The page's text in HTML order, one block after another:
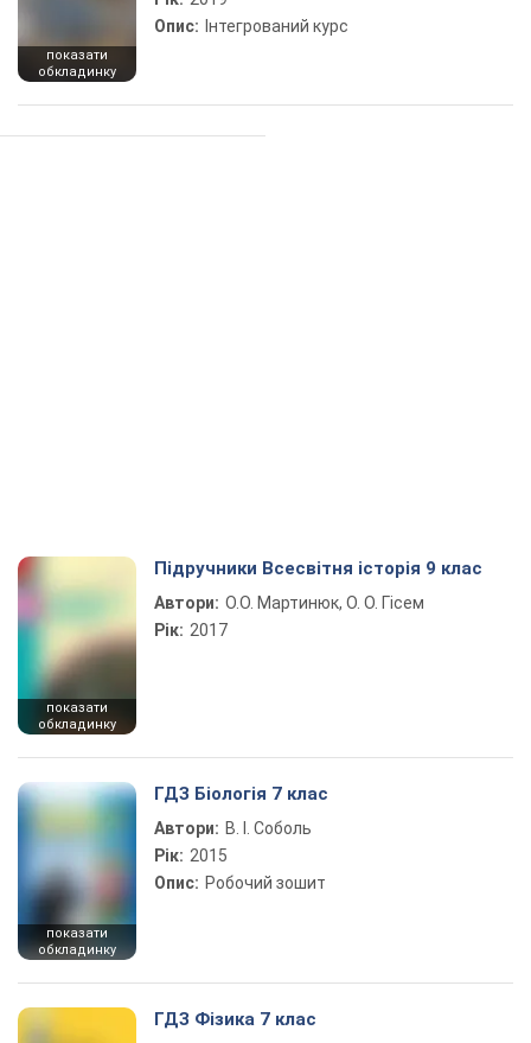
показати
обкладинку
Опис: Інтегрований курс
показати
обкладинку
Підручники Всесвітня історія 9 клас
Автори: О.О. Мартинюк, О. О. Гісем
Рік: 2017
показати
обкладинку
ГДЗ Біологія 7 клас
Автори: В. І. Соболь
Рік: 2015
Опис: Робочий зошит
ГДЗ Фізика 7 клас